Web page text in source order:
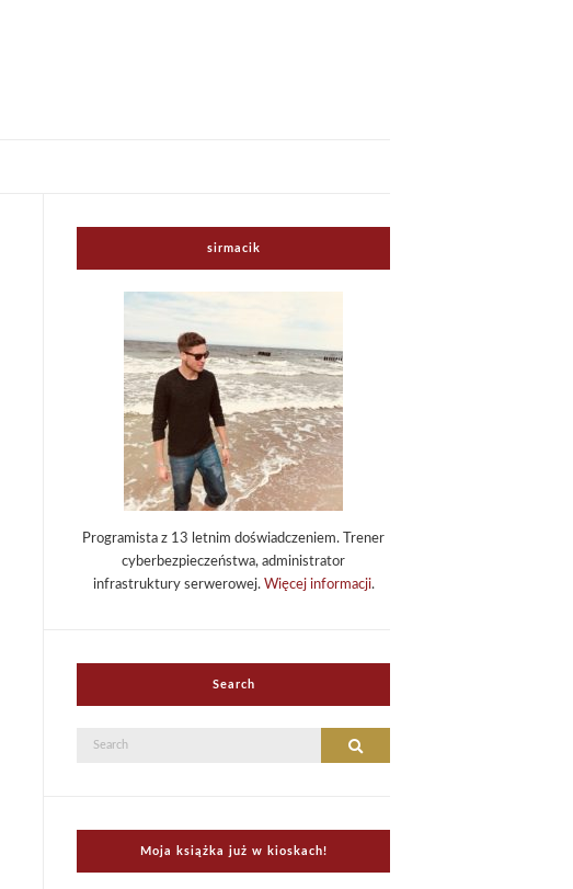
sirmacik
Programista z 13 letnim doświadczeniem. Trener
cyberbezpieczeństwa, administrator
infrastruktury serwerowej. Więcej informacji.
Search
Search
Search
Moja książka już w kioskach!